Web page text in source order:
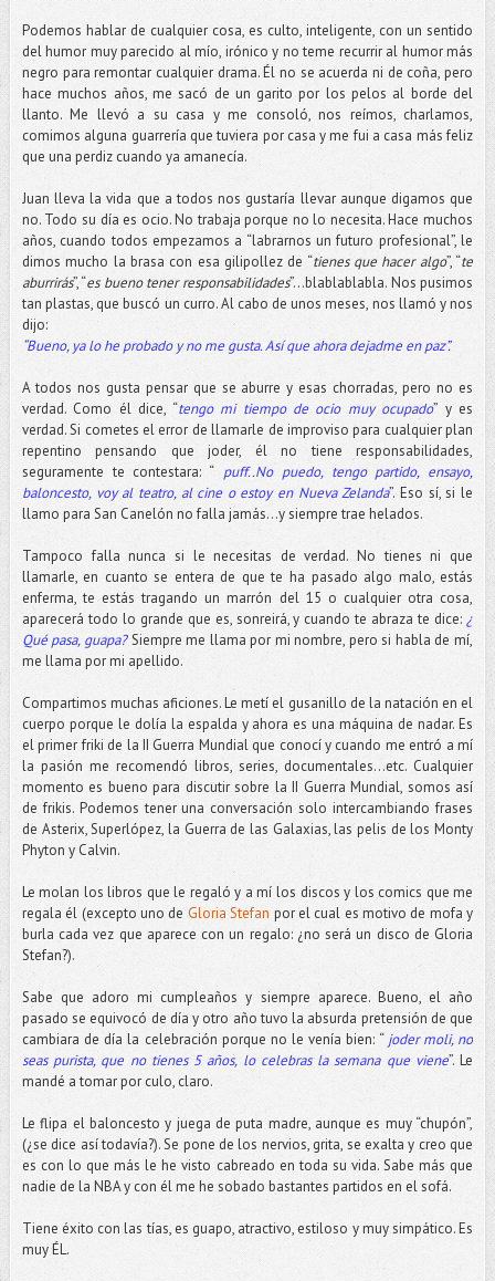
Podemos hablar de cualquier cosa, es culto, inteligente, con un sentido
del humor muy parecido al mío, irónico y no teme recurrir al humor más
negro para remontar cualquier drama. Él no se acuerda ni de coña, pero
hace muchos años, me sacó de un garito por los pelos al borde del
llanto. Me llevó a su casa y me consoló, nos reímos, charlamos,
comimos alguna guarrería que tuviera por casa y me fui a casa más feliz
que una perdiz cuando ya amanecía.
Juan lleva la vida que a todos nos gustaría llevar aunque digamos que
no. Todo su día es ocio. No trabaja porque no lo necesita. Hace muchos
años, cuando todos empezamos a “labrarnos un futuro profesional”, le
dimos mucho la brasa con esa gilipollez de “tienes que hacer algo”, “te
aburrirás”, “es bueno tener responsabilidades”...blablablabla. Nos pusimos
tan plastas, que buscó un curro. Al cabo de unos meses, nos llamó y nos
dijo:
“Bueno, ya lo he probado y no me gusta. Así que ahora dejadme en paz”.
A todos nos gusta pensar que se aburre y esas chorradas, pero no es
verdad. Como él dice, “tengo mi tiempo de ocio muy ocupado” y es
verdad. Si cometes el error de llamarle de improviso para cualquier plan
repentino pensando que joder, él no tiene responsabilidades,
seguramente te contestara: “ puff..No puedo, tengo partido, ensayo,
baloncesto, voy al teatro, al cine o estoy en Nueva Zelanda”. Eso sí, si le
llamo para San Canelón no falla jamás…y siempre trae helados.
Tampoco falla nunca si le necesitas de verdad. No tienes ni que
llamarle, en cuanto se entera de que te ha pasado algo malo, estás
enferma, te estás tragando un marrón del 15 o cualquier otra cosa,
aparecerá todo lo grande que es, sonreirá, y cuando te abraza te dice:¿
Qué pasa, guapa?Siempre me llama por mi nombre, pero si habla de mí,
me llama por mi apellido.
Compartimos muchas aficiones. Le metí el gusanillo de la natación en el
cuerpo porque le dolía la espalda y ahora es una máquina de nadar. Es
el primer friki de la II Guerra Mundial que conocí y cuando me entró a mí
la pasión me recomendó libros, series, documentales…etc. Cualquier
momento es bueno para discutir sobre la II Guerra Mundial, somos así
de frikis. Podemos tener una conversación solo intercambiando frases
de Asterix, Superlópez, la Guerra de las Galaxias, las pelis de los Monty
Phyton y Calvin.
Le molan los libros que le regaló y a mí los discos y los comics que me
regala él (excepto uno de Gloria Stefan por el cual es motivo de mofa y
burla cada vez que aparece con un regalo: ¿no será un disco de Gloria
Stefan?).
Sabe que adoro mi cumpleaños y siempre aparece. Bueno, el año
pasado se equivocó de día y otro año tuvo la absurda pretensión de que
cambiara de día la celebración porque no le venía bien: “ joder moli, no
seas purista, que no tienes 5 años, lo celebras la semana que viene”. Le
mandé a tomar por culo, claro.
Le flipa el baloncesto y juega de puta madre, aunque es muy “chupón”,
(¿se dice así todavía?). Se pone de los nervios, grita, se exalta y creo que
es con lo que más le he visto cabreado en toda su vida. Sabe más que
nadie de la NBA y con él me he sobado bastantes partidos en el sofá.
Tiene éxito con las tías, es guapo, atractivo, estiloso y muy simpático. Es
muy ÉL.